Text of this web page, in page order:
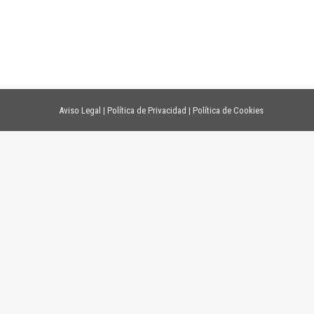
Aviso Legal | Política de Privacidad | Política de Cookies